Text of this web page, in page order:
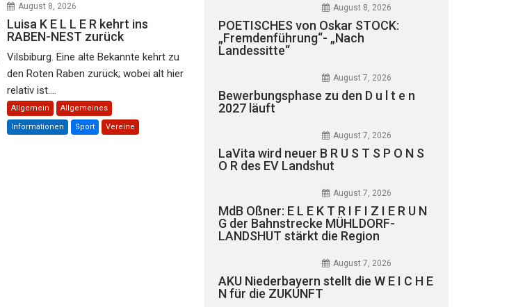
August 8, 2026
Luisa K E L L E R kehrt ins
RABEN-NEST zurück
Vilsbiburg. Eine alte Bekannte kehrt zu
den Roten Raben zurück; wobei alt hier
relativ ist....
Allgemein Allgemeines
Informationen Sport Vereine
August 8, 2026
POETISCHES von Oskar STOCK:
„Fremdenführung“- „Nach
Landessitte“
August 7, 2026
Bewerbungsphase zu den D u l t e n
2027 läuft
August 7, 2026
LaVita wird neuer B R U S T S P O N S
O R des EV Landshut
August 7, 2026
MdB Oßner: E L E K T R I F I Z I E R U N
G der Bahnstrecke MÜHLDORF-
LANDSHUT stärkt die Region
August 7, 2026
AKU Niederbayern stellt die W E I C H E
N für die ZUKUNFT